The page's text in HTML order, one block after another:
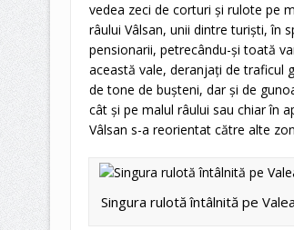
vedea zeci de corturi şi rulote pe
râului Vâlsan, unii dintre turişti, în
pensionarii, petrecându-şi toată
această vale, deranjaţi de traficul
de tone de buşteni, dar şi de
cât şi pe malul râului sau chiar în
Vâlsan s-a reorientat către alte
Singura rulotă întâlnită pe